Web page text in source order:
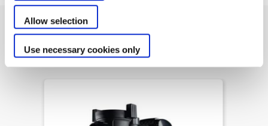
Allow selection
Use necessary cookies only
Podobné nebo související produkty